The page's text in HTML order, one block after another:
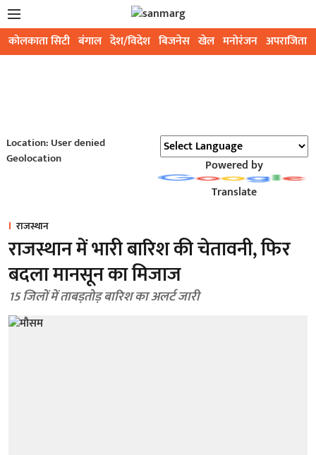
कोलकाता सिटी बंगाल देश/विदेश बिजनेस खेल मनोरंजन अपराजिता
Location: User denied
Geolocation
Powered by
Translate
राजस्थान
राजस्थान में भारी बारिश की चेतावनी, फिर
बदला मानसून का मिजाज
15 जिलों में ताबड़तोड़ बारिश का अलर्ट जारी